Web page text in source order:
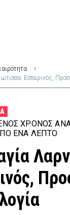
Εσπερινός,
ΧΡΌΝΟΣ
ΈΝΑ ΛΕΠΤΌ